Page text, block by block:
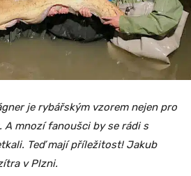
je rybářským vzorem nejen pro
A mnozí fanoušci by se rádi s
Teď mají příležitost! Jakub
v Plzni.